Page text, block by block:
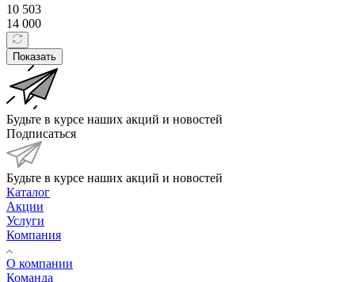
10 503
14 000
Показать
Будьте в курсе наших акций и новостей
Подписаться
Будьте в курсе наших акций и новостей
Каталог
Акции
Услуги
Компания
О компании
Команда